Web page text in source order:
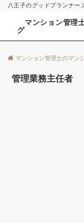
八王子のグッドプランナー
マンション管理
マンション管理士
管理業務主任者